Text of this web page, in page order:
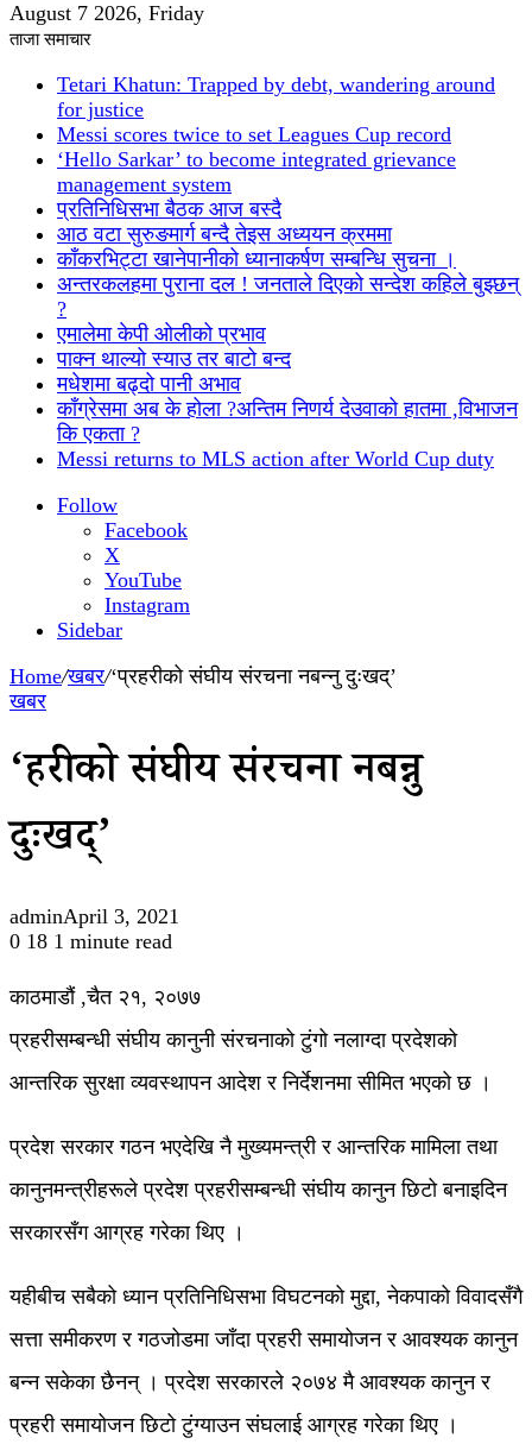
August 7 2026, Friday
ताजा समाचार
Tetari Khatun: Trapped by debt, wandering around
for justice
Messi scores twice to set Leagues Cup record
‘Hello Sarkar’ to become integrated grievance
management system
प्रतिनिधिसभा बैठक आज बस्दै
आठ वटा सुरुङमार्ग बन्दै तेइस अध्ययन क्रममा
काँकरभिट्टा खानेपानीको ध्यानाकर्षण सम्बन्धि सुचना ।
अन्तरकलहमा पुराना दल ! जनताले दिएको सन्देश कहिले बुझ्छन्
?
एमालेमा केपी ओलीको प्रभाव
पाक्न थाल्यो स्याउ तर बाटो बन्द
मधेशमा बढ्दो पानी अभाव
काँग्रेसमा अब के होला ?अन्तिम निणर्य देउवाको हातमा ,विभाजन
कि एकता ?
Messi returns to MLS action after World Cup duty
Follow
Facebook
X
YouTube
Instagram
Sidebar
Home/खबर/‘प्रहरीको संघीय संरचना नबन्नु दुःखद्’
खबर
‘प्रहरीको संघीय संरचना नबन्नु
दुःखद्’
adminApril 3, 2021
0 18 1 minute read
काठमाडौं ,चैत २१, २०७७
प्रहरीसम्बन्धी संघीय कानुनी संरचनाको टुंगो नलाग्दा प्रदेशको
आन्तरिक सुरक्षा व्यवस्थापन आदेश र निर्देशनमा सीमित भएको छ ।
प्रदेश सरकार गठन भएदेखि नै मुख्यमन्त्री र आन्तरिक मामिला तथा
कानुनमन्त्रीहरूले प्रदेश प्रहरीसम्बन्धी संघीय कानुन छिटो बनाइदिन
सरकारसँग आग्रह गरेका थिए ।
यहीबीच सबैको ध्यान प्रतिनिधिसभा विघटनको मुद्दा, नेकपाको विवादसँगै
सत्ता समीकरण र गठजोडमा जाँदा प्रहरी समायोजन र आवश्यक कानुन
बन्न सकेका छैनन् । प्रदेश सरकारले २०७४ मै आवश्यक कानुन र
प्रहरी समायोजन छिटो टुंग्याउन संघलाई आग्रह गरेका थिए ।